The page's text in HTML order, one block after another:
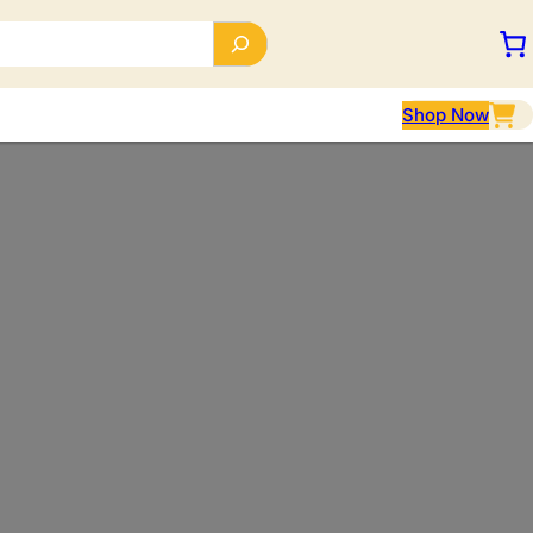
Shop Now